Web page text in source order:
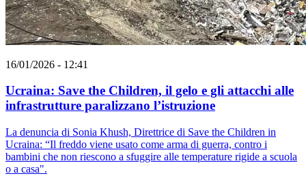
16/01/2026 - 12:41
Ucraina: Save the Children, il gelo e gli attacchi alle
infrastrutture paralizzano l’istruzione
La denuncia di Sonia Khush, Direttrice di Save the Children in
Ucraina: “Il freddo viene usato come arma di guerra, contro i
bambini che non riescono a sfuggire alle temperature rigide a scuola
o a casa".